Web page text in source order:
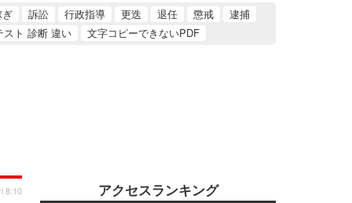
訴訟 行政指導 更迭 退任 懲戒
逮捕
スト 診断 違い 文字コピーできないPDF
8:10 アクセスランキング